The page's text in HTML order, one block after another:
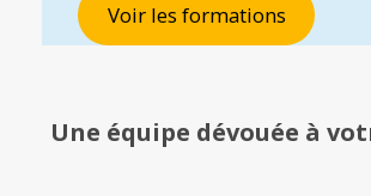
Voir les formations
Une équipe dévouée à